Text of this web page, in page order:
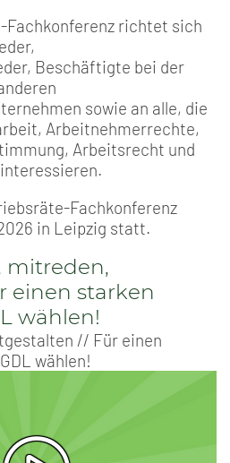
Fachkonferenz richtet sich
Beschäftigte bei der
sowie an alle, die
Arbeitnehmerrechte,
Arbeitsrecht und
Fachkonferenz
in Leipzig statt.
mitreden,
einen starken
wählen!
// Für einen
wählen!